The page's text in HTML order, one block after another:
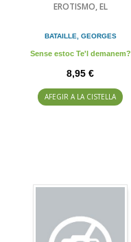
EROTISMO, EL
BATAILLE, GEORGES
Sense estoc Te'l demanem?
8,95 €
AFEGIR A LA CISTELLA